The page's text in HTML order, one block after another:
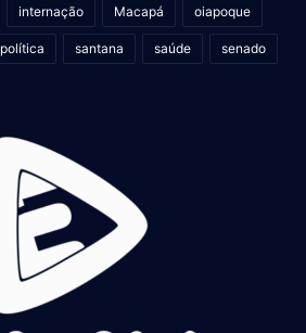
internação Macapá oiapoque
política santana saúde senado